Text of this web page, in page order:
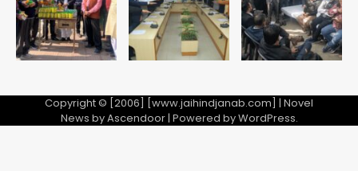
5
Copyright © [2006] [www.jaihindjanab.com] | Novel
News byAscendoor| Powered byWordPress.